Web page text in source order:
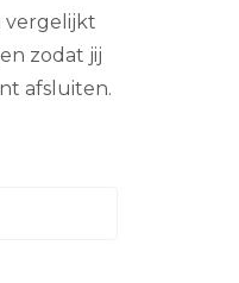
vergelijkt
zodat jij
afsluiten.